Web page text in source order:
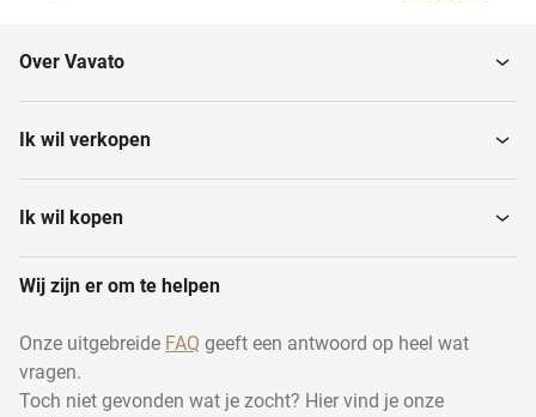
Over Vavato
Ik wil verkopen
Ik wil kopen
Wij zijn er om te helpen
Onze uitgebreide FAQ geeft een antwoord op heel wat
vragen.
Toch niet gevonden wat je zocht? Hier vind je onze